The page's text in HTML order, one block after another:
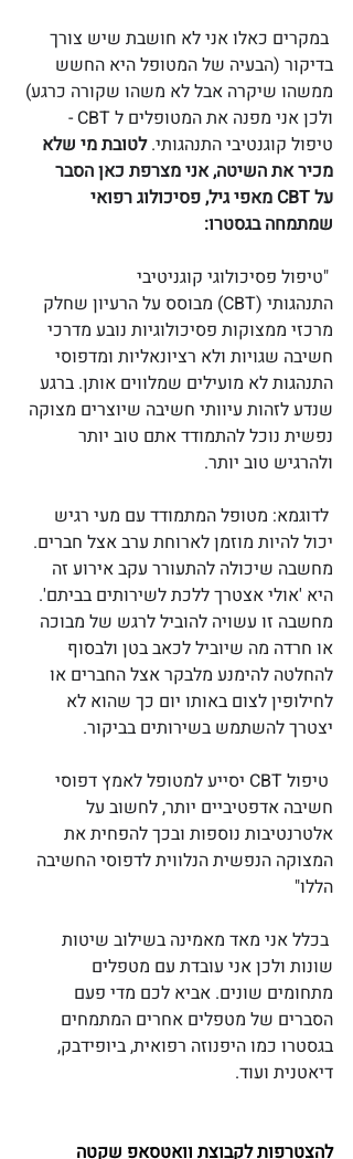
במקרים כאלו אני לא חושבת שיש צורך
בדיקור (הבעיה של המטופל היא החשש
ממשהו שיקרה אבל לא משהו שקורה כרגע)
ולכן אני מפנה את המטופלים ל CBT -
טיפול קוגנטיבי התנהגותי. לטובת מי שלא
מכיר את השיטה, אני מצרפת כאן הסבר
על CBT מאפי גיל, פסיכולוג רפואי
שמתמחה בגסטרו:
"טיפול פסיכולוגי קוגניטיבי
התנהגותי (CBT) מבוסס על הרעיון שחלק
מרכזי ממצוקות פסיכולוגיות נובע מדרכי
חשיבה שגויות ולא רציונאליות ומדפוסי
התנהגות לא מועילים שמלווים אותן. ברגע
שנדע לזהות עיוותי חשיבה שיוצרים מצוקה
נפשית נוכל להתמודד אתם טוב יותר
ולהרגיש טוב יותר.
לדוגמא: מטופל המתמודד עם מעי רגיש
יכול להיות מוזמן לארוחת ערב אצל חברים.
מחשבה שיכולה להתעורר עקב אירוע זה
היא 'אולי אצטרך ללכת לשירותים בביתם'.
מחשבה זו עשויה להוביל לרגש של מבוכה
או חרדה מה שיוביל לכאב בטן ולבסוף
להחלטה להימנע מלבקר אצל החברים או
לחילופין לצום באותו יום כך שהוא לא
יצטרך להשתמש בשירותים בביקור.
טיפול CBT יסייע למטופל לאמץ דפוסי
חשיבה אדפטיביים יותר, לחשוב על
אלטרנטיבות נוספות ובכך להפחית את
המצוקה הנפשית הנלווית לדפוסי החשיבה
הללו"
בכלל אני מאד מאמינה בשילוב שיטות
שונות ולכן אני עובדת עם מטפלים
מתחומים שונים. אביא לכם מדי פעם
הסברים של מטפלים אחרים המתמחים
בגסטרו כמו היפנוזה רפואית, ביופידבק,
דיאטנית ועוד.
להצטרפות לקבוצת וואטסאפ שקטה